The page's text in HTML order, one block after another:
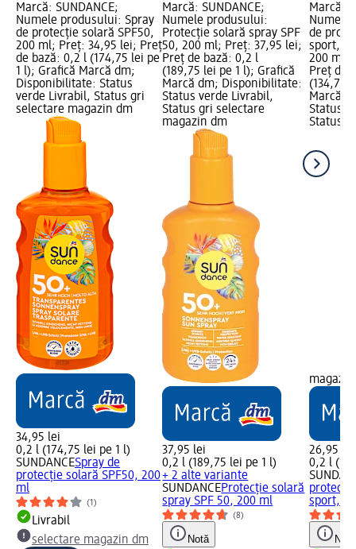
Marcă: SUNDANCE;
Numele produsului: Spray
de protecție solară SPF50,
200 ml; Preț: 34,95 lei; Preț
de bază: 0,2 l (174,75 lei pe
1 l); Grafică Marcă dm;
Disponibilitate: Status
verde Livrabil, Status gri
selectare magazin dm
34,95 lei
0,2 l (174,75 lei pe 1 l)
SUNDANCESpray de
protecție solară SPF50, 200
ml
(1)
Livrabil
selectare magazin dm
Marcă: SUNDANCE;
Numele produsului:
Protecție solară spray SPF
50, 200 ml; Preț: 37,95 lei;
Preț de bază: 0,2 l
(189,75 lei pe 1 l); Grafică
Marcă dm; Disponibilitate:
Status verde Livrabil,
Status gri selectare
magazin dm
37,95 lei
0,2 l (189,75 lei pe 1 l)
+ 2 alte variante
SUNDANCEProtecție solară
spray SPF 50, 200 ml
(8)
Notă
Marcă:
Numele
de
sport,
200 ml;
Preț de
(134,75
Marcă
Status
Status
26,95 lei
0,2 l
Notă